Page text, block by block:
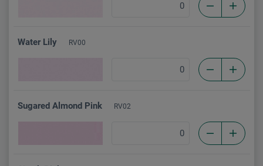
Water Lily RV00
Sugared Almond Pink RV02